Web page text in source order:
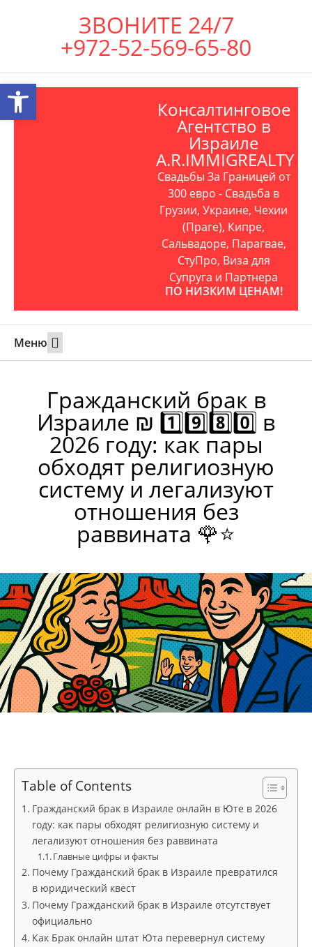
ЗВОНИТЕ 24/7
+972-52-569-65-80
Консалтинговое
Агентство в
Израиле
A.R.IMMIGREALTY
Свадьбы За Границей от
300 евро - Свадьба в
Грузии, Украине, Чехии
(Праге), Кипре,
Сальвадоре, Парагвае,
СтуПро, Виза для
Супруга и Партнера
ПО НИЗКИМ ЦЕНАМ!
Меню
Гражданский брак в
Израиле ₪ 1️⃣9️⃣8️⃣0️⃣ в
2026 году: как пары
обходят религиозную
систему и легализуют
отношения без
раввината 🌹⭐
Table of Contents
Гражданский брак в Израиле онлайн в Юте в 2026
году: как пары обходят религиозную систему и
легализуют отношения без раввината
Главные цифры и факты
Почему Гражданский брак в Израиле превратился
в юридический квест
Почему Гражданский брак в Израиле отсутствует
официально
Как Брак онлайн штат Юта перевернул систему
Открыть панель инструментов